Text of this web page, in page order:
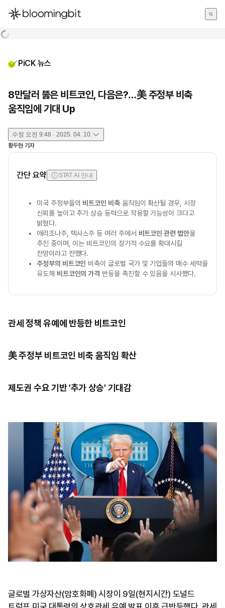
한국어
PiCK 뉴스
8만달러 뚫은 비트코인, 다음은?…美 주정부 비축
움직임에 기대 Up
수정 오전 9:48 · 2025. 04. 10.
황두현 기자
간단 요약 STAT AI 안내
미국 주정부들의 비트코인 비축움직임이 확산될 경우, 시장
신뢰를 높이고 추가 상승 동력으로 작용할 가능성이 크다고
밝혔다.
애리조나주, 텍사스주 등 여러 주에서 비트코인 관련 법안을
추진 중이며, 이는 비트코인의 장기적 수요를 확대시킬
전망이라고 전했다.
주정부의 비트코인 비축이 글로벌 국가 및 기업들의 매수 세력을
유도해 비트코인의 가격 반등을 촉진할 수 있음을 시사했다.
관세 정책 유예에 반등한 비트코인
美 주정부 비트코인 비축 움직임 확산
제도권 수요 기반 '추가 상승' 기대감
글로벌 가상자산(암호화폐) 시장이 9일(현지시간) 도널드